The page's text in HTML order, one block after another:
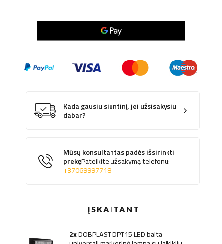
Kada gausiu siuntinį, jei užsisakysiu
dabar?
Mūsų konsultantas padės išsirinkti
prekęPateikite užsakymą telefonu:
+37069997718
ĮSKAITANT
2xDOBPLAST DPT15 LED balta